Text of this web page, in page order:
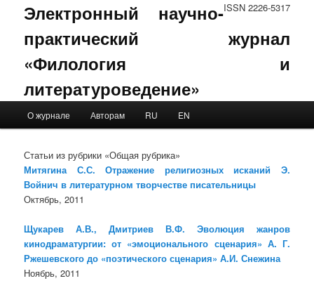
ISSN 2226-5317
Электронный научно-
практический журнал
«Филология и
литературоведение»
Skip to primary content
Skip to secondary content
О журнале Авторам RU EN
Статьи из рубрики «Общая рубрика»
Митягина С.С. Отражение религиозных исканий Э.
Войнич в литературном творчестве писательницы
Октябрь, 2011
Щукарев А.В., Дмитриев В.Ф. Эволюция жанров
кинодраматургии: от «эмоционального сценария» А. Г.
Ржешевского до «поэтического сценария» А.И. Снежина
Ноябрь, 2011